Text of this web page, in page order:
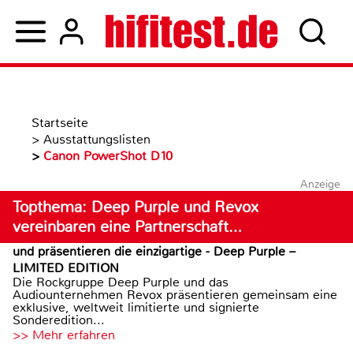
Startseite
> Ausstattungslisten
>
Canon PowerShot D10
Anzeige
Topthema: Deep Purple und Revox
vereinbaren eine Partnerschaft…
und präsentieren die einzigartige - Deep Purple –
LIMITED EDITION
Die Rockgruppe Deep Purple und das
Audiounternehmen Revox präsentieren gemeinsam eine
exklusive, weltweit limitierte und signierte
Sonderedition...
>> Mehr erfahren